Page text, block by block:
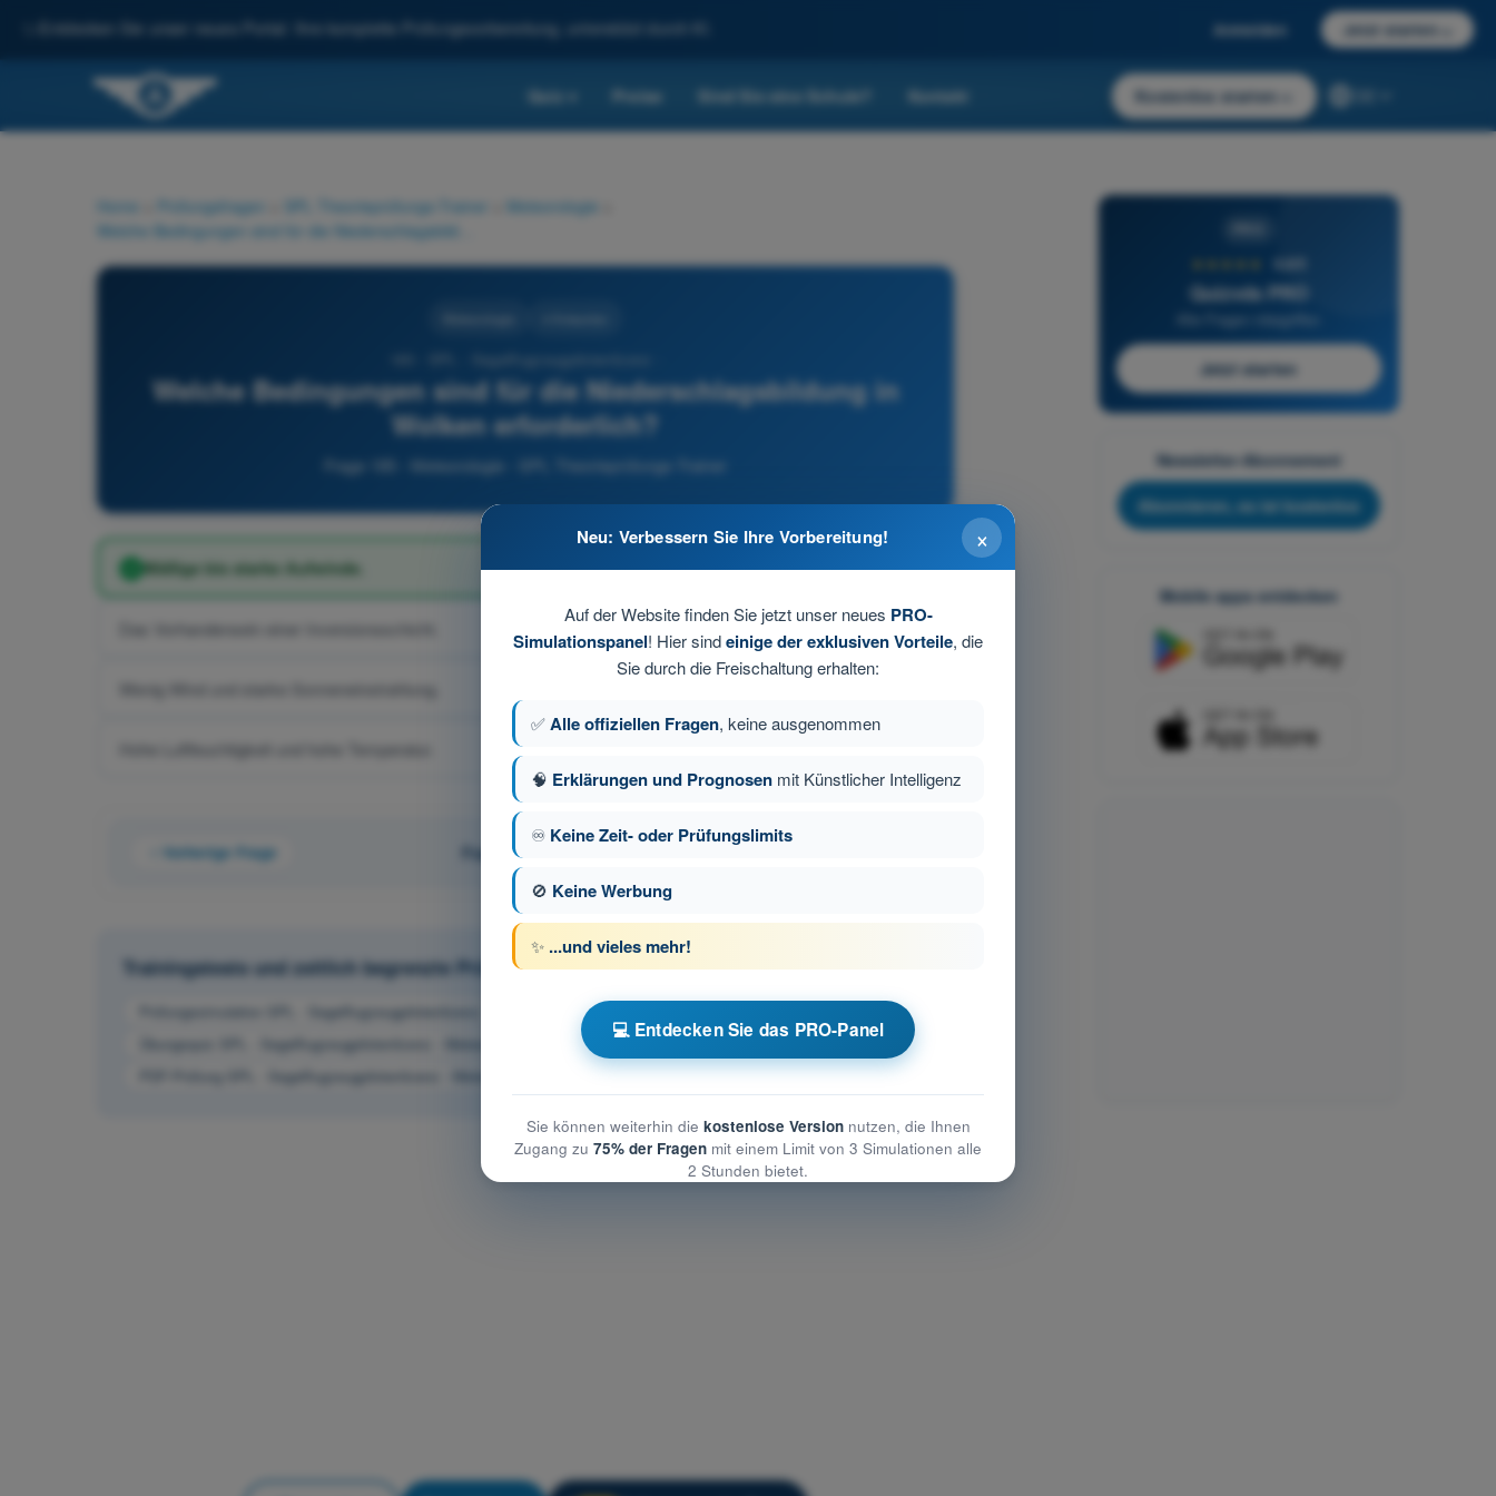
Entdecken Sie unser neues Portal: Ihre komplette Prüfungsvorbereitung, unterstützt durch KI. Anmelden Jetzt starten
Quiz Preise Sind Sie eine Schule? Kontakt Kostenlos starten
Home Prüfungsfragen SPL Theorieprüfungs-Trainer Meteorologie
Welche Bedingungen sind für die Niederschlagsbildung in
Wolken erforderlich?
Frage 185 - Meteorologie - SPL Theorieprüfungs-Trainer
Mäßige bis starke Aufwinde.
Das Vorhandensein einer Inversionsschicht.
Hohe Luftfeuchtigkeit und hohe Temperatur.
Vorherige Frage Frage 66 von 129
Trainingstests und zeitlich begrenzte Prüfungssimulationen SPL Theorieprüfungs-Trainer
Prüfungssimulation SPL - Segelflugzeugpilotenlizenz - Meteorologie
Übungsquiz SPL - Segelflugzeugpilotenlizenz - Meteorologie
PDF-Prüfung SPL - Segelflugzeugpilotenlizenz - Meteorologie
4,6/5
Quizvds PRO
Alle Fragen inbegriffen
Jetzt starten
Newsletter-Abonnement
Abonnieren, es ist kostenlos
Mobile apps entdecken
×
Neu: Verbessern Sie Ihre Vorbereitung!
Auf der Website finden Sie jetzt unser neues PRO-
Simulationspanel! Hier sindeinige der exklusiven Vorteile, die
Sie durch die Freischaltung erhalten:
✅Alle offiziellen Fragen, keine ausgenommen
🧠 Erklärungen und Prognosen mit Künstlicher Intelligenz
♾️ Keine Zeit- oder Prüfungslimits
🚫 Keine Werbung
✨ ...und vieles mehr!
💻 Entdecken Sie das PRO-Panel
Sie können weiterhin die kostenlose Versionnutzen, die Ihnen
Zugang zu 75% der Fragen mit einem Limit von 3 Simulationen alle
2 Stunden bietet.